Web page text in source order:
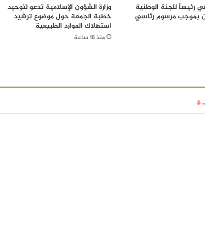
رئيساً للجنة الوطنية
بموجب مرسوم رئاسي
وزارة الشؤون الإسلامية تدعو لتوحيد
خطبة الجمعة حول موضوع ترشيد
استهلاك الموارد الطبيعية
منذ 16 ساعة
*